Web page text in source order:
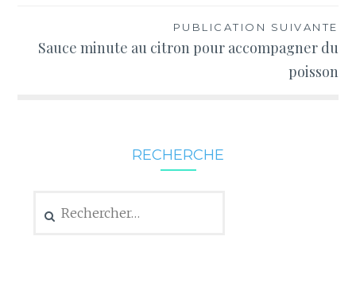
PUBLICATION SUIVANTE
Sauce minute au citron pour accompagner du
poisson
RECHERCHE